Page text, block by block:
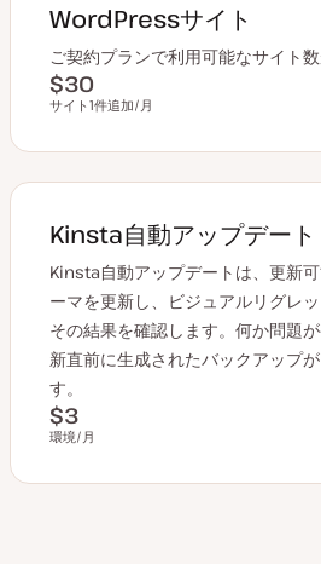
WordPressサイト
ご契約プランで利用可能なサイト数
$30
サイト1件追加/月
Kinsta自動アップデート
Kinsta自動アップデートは、更新
ーマを更新し、ビジュアルリグレ
その結果を確認します。何か問題
新直前に生成されたバックアップ
す。
$3
環境/月